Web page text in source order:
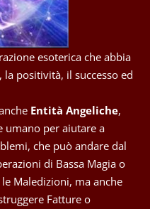
esoterica che abbia
positività, il successo ed
Entità Angeliche,
umano per aiutare a
che può andare dal
di Bassa Magia o
Maledizioni, ma anche
Fatture o